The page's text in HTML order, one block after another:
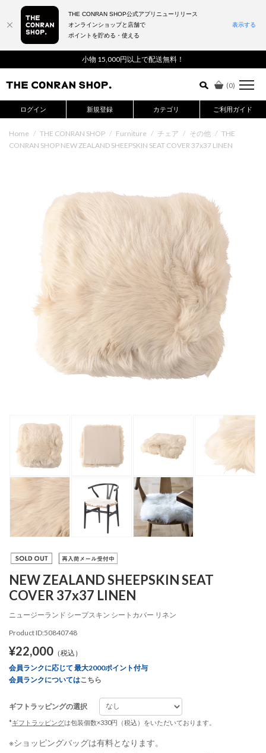
小物 15,000円以上で配送無料！
(0)
ログイン 新規登録 カテゴリ ご利用ガイド
詳細検索はこちら
Home / THE CONRAN SHOP / Furniture / チェア / その他 / THE
CONRAN SHOP NEW ZEALAND SHEEPSKIN SEAT COVER 37x37 LINEN
NEW ZEALAND SHEEPSKIN SEAT
COVER 37x37 LINEN
ニュージーランド シープスキン シートカバー リネン
Product ID:50840748
¥22,000 （税込）
会員ランクに応じて 最大2000ポイント付与
会員ランクについてはこちら
ギフトラッピングの選択
*ギフトラッピングは包装個数×330円（税込）をいただいております。
※ショッピングバッグは有料となります。
THE CONRAN SHOP公式アプリニューリリース
オンラインショップと店舗で
ポイントを貯める・使える
表示する